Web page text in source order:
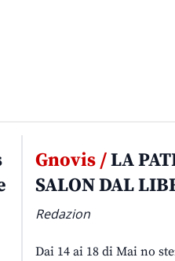
Gnovis /LA
SALON DAL
Redazion
Dai 14 ai 18 di Mai no